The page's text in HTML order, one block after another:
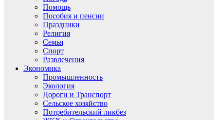
Помощь
Пособия и пенсии
Праздники
Религия
Семья
Спорт
Развлечения
Экономика
Промышленность
Экология
Дороги и Транспорт
Сельское хозяйство
Потребительский ликбез